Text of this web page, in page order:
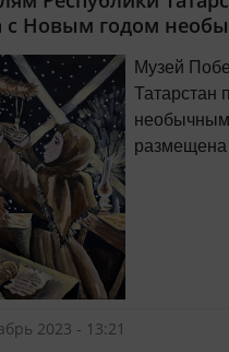
с Новым годом
Музей
Татарстан
размещена
2023 - 13:21